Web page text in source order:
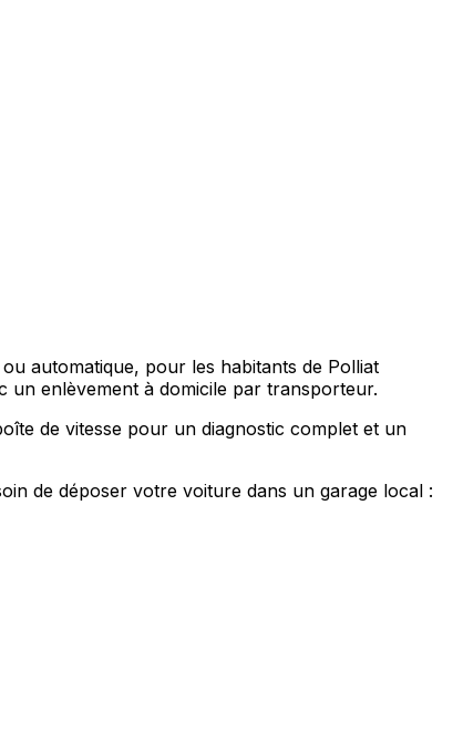
automatique, pour les habitants de Polliat
un enlèvement à domicile par transporteur.
de vitesse pour un diagnostic complet et un
de déposer votre voiture dans un garage local :